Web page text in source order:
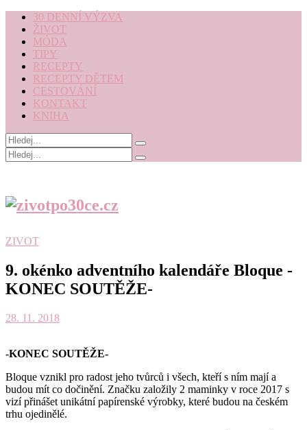
30 DENNÍ VÝZVA
ŽIVOT
MÓDA
TIPY
RECEPTY
RECEPTY DĚTEM
CESTOVÁNÍ
KONTAKT
KNIHA
ZIVOT
9. okénko adventního kalendáře Bloque -
KONEC SOUTĚŽE-
28. 11. 2018
-KONEC SOUTĚŽE-
Bloque vznikl pro radost jeho tvůrců i všech, kteří s ním mají a
budou mít co dočinění. Značku založily 2 maminky v roce 2017 s
vizí přinášet unikátní papírenské výrobky, které budou na českém
trhu ojedinělé.